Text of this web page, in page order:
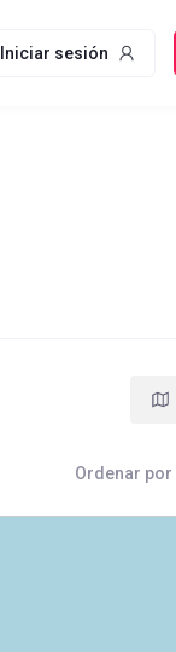
Iniciar sesión
Ordenar por